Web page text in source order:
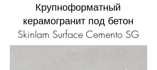
Крупноформатный
керамогранит под бетон
Skinlam Surface Cemento SG